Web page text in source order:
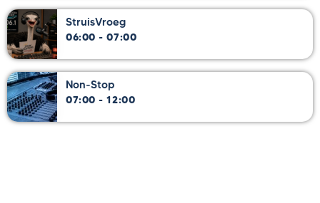
StruisVroeg
06:00 - 07:00
Non-Stop
07:00 - 12:00